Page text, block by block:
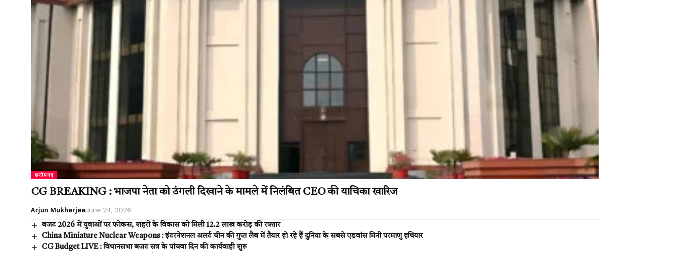
छत्तीसगढ़
CG BREAKING : भाजपा नेता को उंगली दिखाने के मामले में निलंबित CEO की याचिका खारिज
Arjun MukherjeeJune 24, 2026
बजट 2026 में युवाओं पर फोकस, शहरों के विकास को मिली ₹12.2 लाख करोड़ की रफ्तार
China Miniature Nuclear Weapons : इंटरनेशनल अलर्ट चीन की गुप्त लैब में तैयार हो रहे हैं दुनिया के सबसे एडवांस मिनी परमाणु हथियार
CG Budget LIVE : विधानसभा बजट सत्र के पांचवा दिन की कार्यवाही शुरू